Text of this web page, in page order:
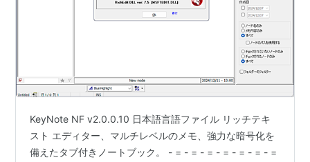
KeyNote NF v2.0.0.10 日本語言語ファイル リッチテキ
スト エディター、マルチレベルのメモ、強力な暗号化を
備えたタブ付きノートブック。 - = - = - = - = - = - = - =